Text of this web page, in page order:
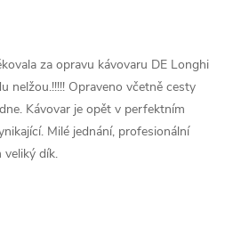
za opravu kávovaru DE Longhi
nelžou.!!!!! Opraveno včetně cesty
Kávovar je opět v perfektním
Milé jednání, profesionální
veliký dík.